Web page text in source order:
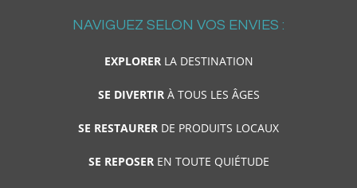
NAVIGUEZ SELON VOS ENVIES :
EXPLORERLA DESTINATION
SE DIVERTIRÀ TOUS LES ÂGES
SE RESTAURER DE PRODUITS LOCAUX
SE REPOSEREN TOUTE QUIÉTUDE